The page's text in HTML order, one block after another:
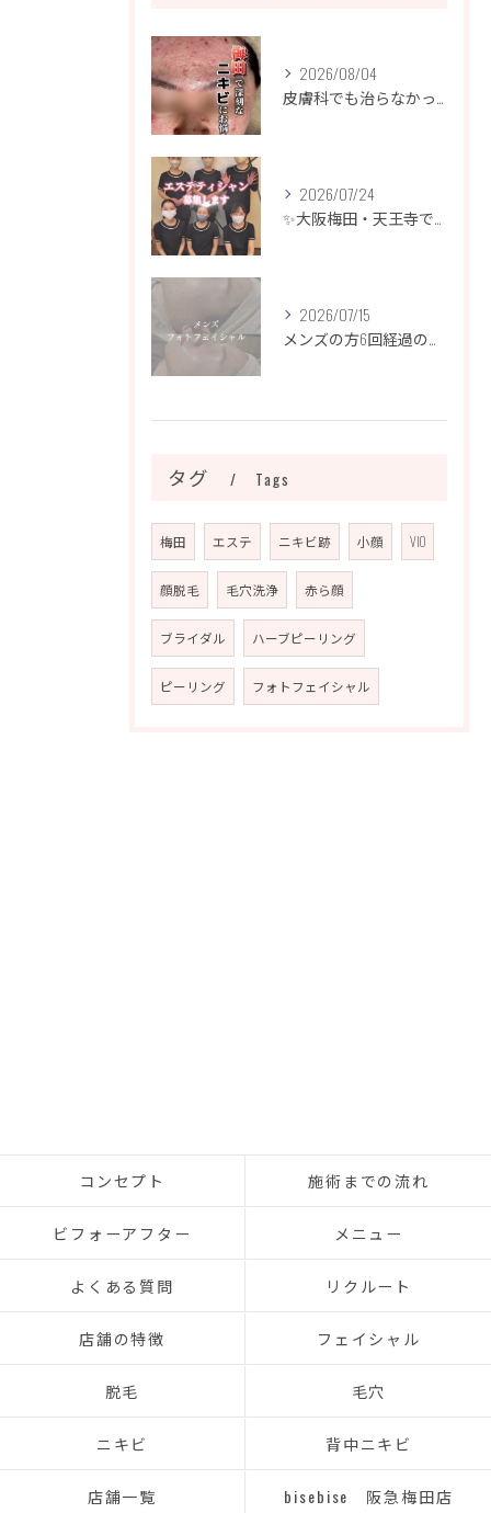
2026/08/04
皮膚科でも治らなかったニキビ、諦めるのはまだ早いです！
2026/07/24
✨大阪梅田・天王寺でエステティシャン募集✨
2026/07/15
メンズの方6回経過のお写真になります📷✨
タグ Tags
梅田 エステ ニキビ跡 小顔 VIO
顔脱毛 毛穴洗浄 赤ら顔
ブライダル ハーブピーリング
ピーリング フォトフェイシャル
コンセプト 施術までの流れ
ビフォーアフター メニュー
よくある質問 リクルート
店舗の特徴 フェイシャル
脱毛 毛穴
ニキビ 背中ニキビ
店舗一覧 bisebise 阪急梅田店